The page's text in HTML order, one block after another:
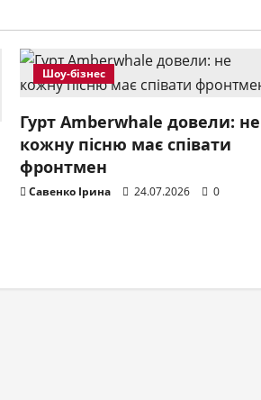
Шоу-бізнес
Гурт Amberwhale довели: не
кожну пісню має співати
фронтмен
Савенко Ірина 24.07.2026 0